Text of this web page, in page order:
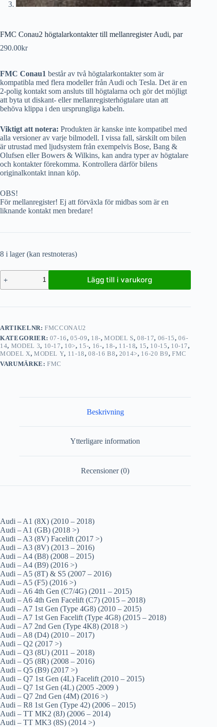
FMC Conau2 högtalarkontakter till mellanregister Audi, par
290.00kr
FMC Conau1 består av två högtalarkontakter som är
kompatibla med flera modeller från Audi och Tesla. Det är en
2-polig kontakt som ansluts till högtalarna och gör det möjligt
att byta ut diskant- eller mellanregisterhögtalare utan att
behöva klippa i den ursprungliga kabeln.
Viktigt att notera: Produkten är kanske inte kompatibel med
alla versioner av varje bilmodell. I vissa fall, särskilt om bilen
är utrustad med ljudsystem från exempelvis Bose, Bang &
Olufsen eller Bowers & Wilkins, kan andra typer av högtalare
och kontakter förekomma. Kontrollera därför bilens
originalkontakt innan köp.
OBS!
För mellanregister! Ej att förväxla för midbas som är en
liknande kontakt men bredare!
8 i lager (kan restnoteras)
Lägg till i varukorg
ARTIKELNR:FMCCONAU2
KATEGORIER: 07-16,05-09, 18-,MODEL S,08-17, 06-15,06-
14, MODEL 3, 10-17, 10>, 15-, 16-, 18-, 11-18, 15, 10-15, 10-17,
MODEL X, MODEL Y, 11-18,08-16 B8, 2014>, 16-20 B9, FMC
VARUMÄRKE:FMC
Beskrivning
Ytterligare information
Recensioner (0)
Audi – A1 (8X) (2010 – 2018)
Audi – A1 (GB) (2018 >)
Audi – A3 (8V) Facelift (2017 >)
Audi – A3 (8V) (2013 – 2016)
Audi – A4 (B8) (2008 – 2015)
Audi – A4 (B9) (2016 >)
Audi – A5 (8T) & S5 (2007 – 2016)
Audi – A5 (F5) (2016 >)
Audi – A6 4th Gen (C7/4G) (2011 – 2015)
Audi – A6 4th Gen Facelift (C7) (2015 – 2018)
Audi – A7 1st Gen (Type 4G8) (2010 – 2015)
Audi – A7 1st Gen Facelift (Type 4G8) (2015 – 2018)
Audi – A7 2nd Gen (Type 4K8) (2018 >)
Audi – A8 (D4) (2010 – 2017)
Audi – Q2 (2017 >)
Audi – Q3 (8U) (2011 – 2018)
Audi – Q5 (8R) (2008 – 2016)
Audi – Q5 (B9) (2017 >)
Audi – Q7 1st Gen (4L) Facelift (2010 – 2015)
Audi – Q7 1st Gen (4L) (2005 -2009 )
Audi – Q7 2nd Gen (4M) (2016 >)
Audi – R8 1st Gen (Type 42) (2006 – 2015)
Audi – TT MK2 (8J) (2006 – 2014)
Audi – TT MK3 (8S) (2014 >)